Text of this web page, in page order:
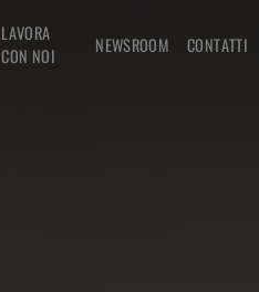
LAVORA
CON NOI
NEWSROOM CONTATTI